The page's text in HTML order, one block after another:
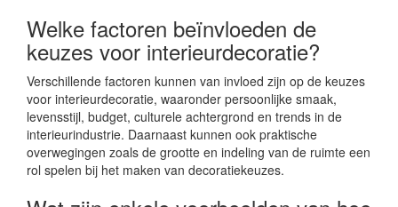
Welke factoren beïnvloeden de
keuzes voor interieurdecoratie?
Verschillende factoren kunnen van invloed zijn op de keuzes
voor interieurdecoratie, waaronder persoonlijke smaak,
levensstijl, budget, culturele achtergrond en trends in de
interieurindustrie. Daarnaast kunnen ook praktische
overwegingen zoals de grootte en indeling van de ruimte een
rol spelen bij het maken van decoratiekeuzes.